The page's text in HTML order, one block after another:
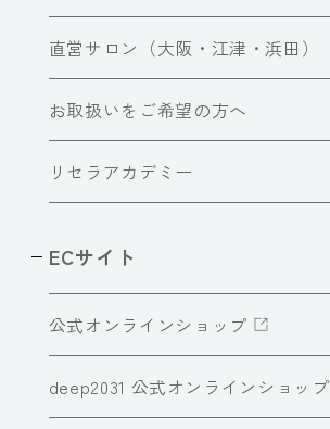
直営サロン（大阪・江津・浜田）
お取扱いをご希望の方へ
リセラアカデミー
ECサイト
公式オンラインショップ
deep2031 公式オンラインショップ